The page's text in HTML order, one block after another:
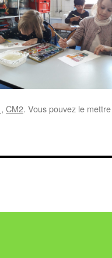
, CM2. Vous pouvez le